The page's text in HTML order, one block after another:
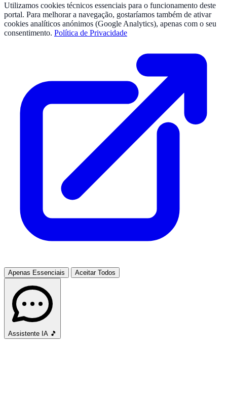
Utilizamos cookies técnicos essenciais para o funcionamento deste
portal. Para melhorar a navegação, gostaríamos também de ativar
cookies analíticos anónimos (Google Analytics), apenas com o seu
consentimento. Política de Privacidade
Apenas Essenciais Aceitar Todos
Assistente IA 🎵